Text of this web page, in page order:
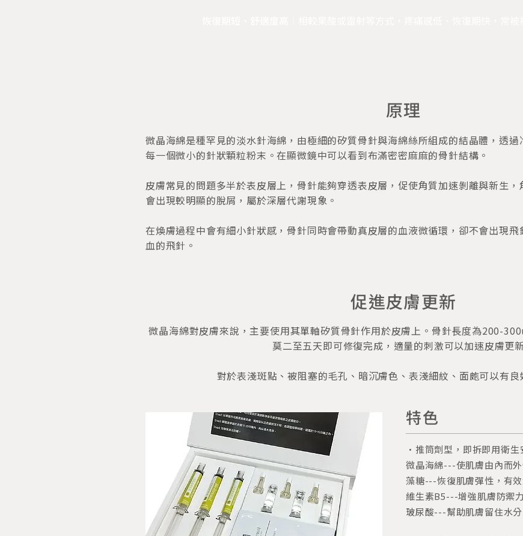
原理
微晶海綿是種罕見的淡水針海綿，由極細的矽質骨針與海綿絲所組成的結晶體，透
每一個微小的針狀顆粒粉末。在顯微鏡中可以看到布滿密密麻麻的骨針結構。
皮膚常見的問題多半於表皮層上，骨針能夠穿透表皮層，促使角質加速剝離與新生
會出現較明顯的脫屑，屬於深層代謝現象。
在煥膚過程中會有細小針狀感，骨針同時會帶動真皮層的血液微循環，卻不會出現
血的飛針。
促進皮膚更新
微晶海綿對皮膚來說，主要使用其單軸矽質骨針作用於皮膚上。骨針長度為200-
莫二至五天即可修復完成，適量的刺激可以加速皮膚更
對於表淺斑點、被阻塞的毛孔、暗沉膚色、表淺細紋、面皰可以有良
特色
・推筒劑型，即拆即用衛生
微晶海綿---使肌膚由內而
藻糖---恢復肌膚彈性，有
維生素B5---增強肌膚防禦
玻尿酸---幫助肌膚留住水